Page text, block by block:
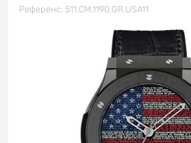
Референс: 511.CM.1190.GR.USA11